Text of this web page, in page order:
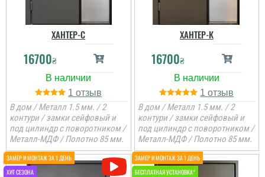
ХАНТЕР-С
16700₴
1
В дом / Металл 1.5 мм. / 2
контури / замки сейфовый и
под цилиндр с поворотником /
Металл-МДФ / Полотно 85 мм.
ХАНТЕР-К
16700₴
1
В дом / Металл 1.5 мм. / 2
контури / замки сейфовый и
под цилиндр с поворотником /
Металл-МДФ / Полотно 85 мм.